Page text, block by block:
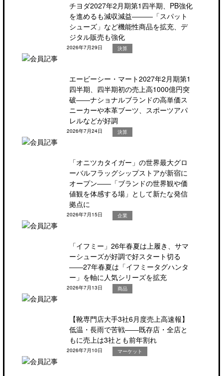
チヨダ2027年2月期第1四半期、PB強化
を進めるも減収減益―――「スパット
シューズ」など機能性商品を拡充、デ
ジタル販売も強化
2026年7月29日 決算
エービーシー・マート2027年2月期第1
四半期、四半期初の売上高1000億円突
破――ナショナルブランドの高単価ス
ニーカーや本革ブーツ、スポーツアパ
レルなどが好調
2026年7月24日 決算
「オニツカタイガー」の世界最大グロ
ーバルフラッグシップストアが新宿に
オープン――「ブランドの世界観や価
値観を体感する場」として新たな発信
拠点に
2026年7月15日 企業
「イフミー」26年春夏は上履き、サマ
ーシューズが好調で好スタート切る
――27年春夏は「イフミータグハンタ
ー」を軸に人気シリーズを拡充
2026年7月13日 商品
【靴専門店大手3社6月度売上高速報】
低温・長雨で苦戦――既存店・全店と
もに売上は3社とも前年割れ
2026年7月10日 マーケット